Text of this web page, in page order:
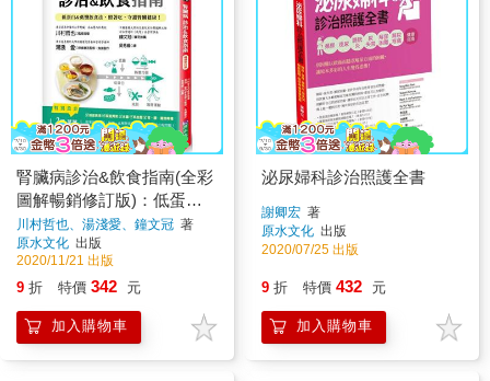
腎臟病診治&飲食指南(全彩
圖解暢銷修訂版)：低蛋白&
低鹽飲食法，照著吃，守護
腎臟健康！
川村哲也、湯淺愛、鐘文冠 著
原水文化 出版
2020/11/21 出版
9 折 特價 342 元
加入購物車
泌尿婦科診治照護全書
謝卿宏 著
原水文化 出版
2020/07/25 出版
9 折 特價 432 元
加入購物車